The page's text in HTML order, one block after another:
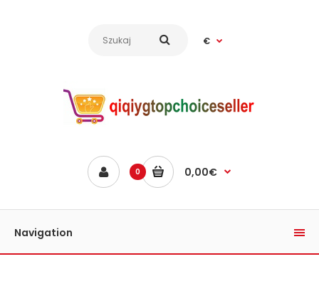
€
0 0,00€
Navigation